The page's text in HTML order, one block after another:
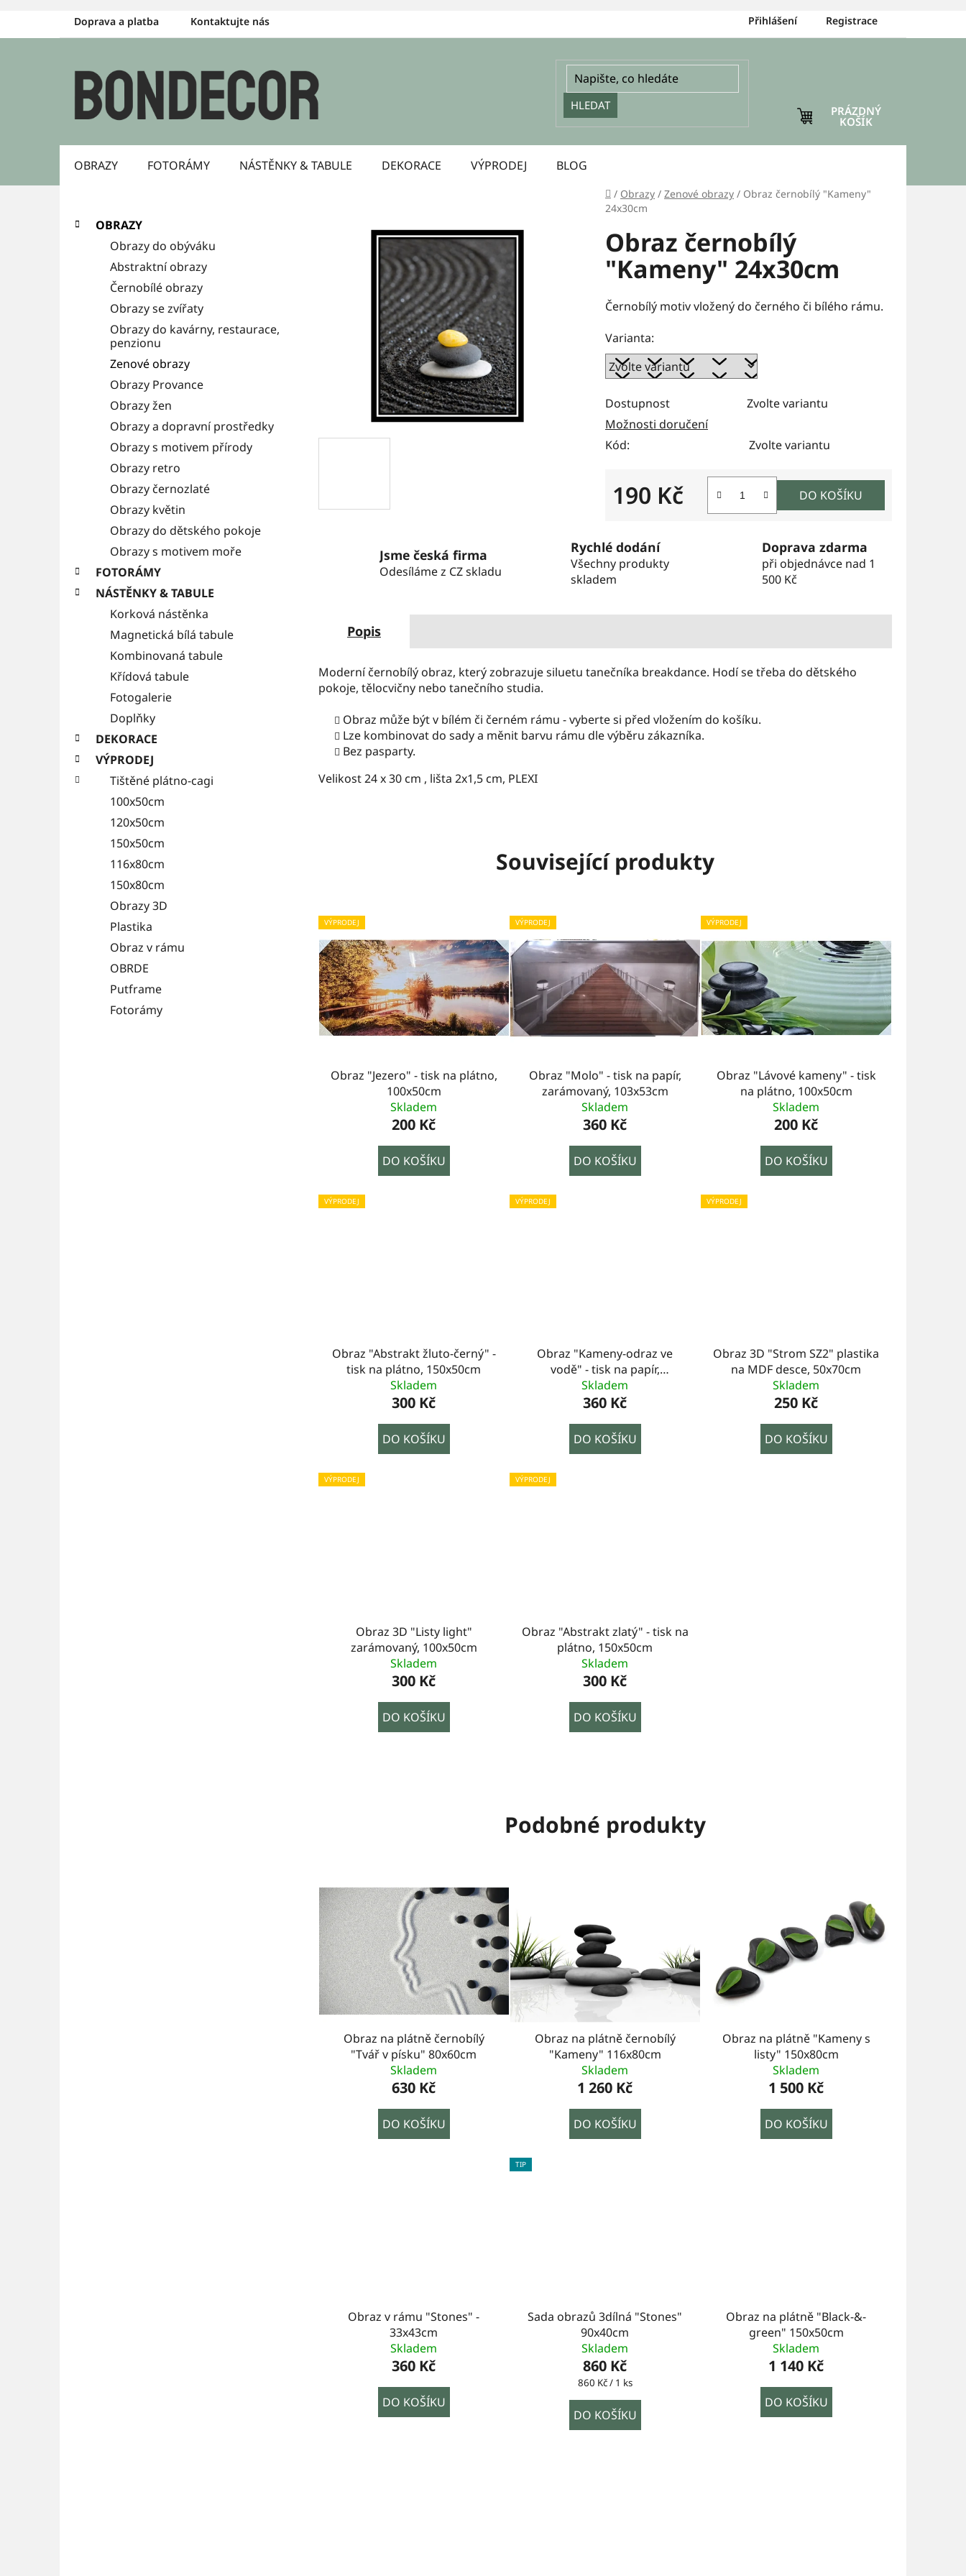
obsah
Doprava a platba Kontaktujte nás Přihlášení Registrace
HLEDAT
NÁKUPNÍ
PRÁZDNÝ
KOŠÍK
OBRAZY FOTORÁMY NÁSTĚNKY & TABULE DEKORACE VÝPRODEJ BLOG
Domů
/ Obrazy / Zenové obrazy / Obraz černobílý "Kameny"
24x30cm
Přeskočit
kategorie
K
OBRAZY
Obrazy do obýváku
Abstraktní obrazy
Černobílé obrazy
Obrazy se zvířaty
Obrazy do kavárny, restaurace,
penzionu
Zenové obrazy
Obrazy Provance
Obrazy žen
Obrazy a dopravní prostředky
Obrazy s motivem přírody
Obrazy retro
Obrazy černozlaté
Obrazy květin
Obrazy do dětského pokoje
Obrazy s motivem moře
FOTORÁMY
NÁSTĚNKY & TABULE
Korková nástěnka
Magnetická bílá tabule
Kombinovaná tabule
Křídová tabule
Fotogalerie
Doplňky
DEKORACE
VÝPRODEJ
Tištěné plátno-cagi
100x50cm
120x50cm
150x50cm
116x80cm
150x80cm
Obrazy 3D
Plastika
Obraz v rámu
OBRDE
Putframe
Fotorámy
Obraz černobílý
"Kameny" 24x30cm
Černobílý motiv vložený do černého či bílého rámu.
Varianta:
Dostupnost
Zvolte variantu
Možnosti doručení
Kód:
Zvolte variantu
190 Kč DO KOŠÍKU
Jsme česká firma
Odesíláme z CZ skladu
Rychlé dodání
Všechny produkty
skladem
Doprava zdarma
při objednávce nad 1
500 Kč
Popis
Moderní černobílý obraz, který zobrazuje siluetu tanečníka breakdance. Hodí se třeba do dětského
pokoje, tělocvičny nebo tanečního studia.
Obraz může být v bílém či černém rámu - vyberte si před vložením do košíku.
Lze kombinovat do sady a měnit barvu rámu dle výběru zákazníka.
Bez pasparty.
Velikost 24 x 30 cm , lišta 2x1,5 cm, PLEXI
Související produkty
VÝPRODEJ
Obraz "Jezero" - tisk na plátno,
100x50cm
Skladem
200 Kč
DO KOŠÍKU
VÝPRODEJ
Obraz "Molo" - tisk na papír,
zarámovaný, 103x53cm
Skladem
360 Kč
DO KOŠÍKU
VÝPRODEJ
Obraz "Lávové kameny" - tisk
na plátno, 100x50cm
Skladem
200 Kč
DO KOŠÍKU
VÝPRODEJ
Obraz "Abstrakt žluto-černý" -
tisk na plátno, 150x50cm
Skladem
300 Kč
DO KOŠÍKU
VÝPRODEJ
Obraz "Kameny-odraz ve
vodě" - tisk na papír,
zarámovaný, 103x53cm
Skladem
360 Kč
DO KOŠÍKU
VÝPRODEJ
Obraz 3D "Strom SZ2" plastika
na MDF desce, 50x70cm
Skladem
250 Kč
DO KOŠÍKU
VÝPRODEJ
Obraz 3D "Listy light"
zarámovaný, 100x50cm
Skladem
300 Kč
DO KOŠÍKU
VÝPRODEJ
Obraz "Abstrakt zlatý" - tisk na
plátno, 150x50cm
Skladem
300 Kč
DO KOŠÍKU
Podobné produkty
Obraz na plátně černobílý
"Tvář v písku" 80x60cm
Skladem
630 Kč
DO KOŠÍKU
Obraz na plátně černobílý
"Kameny" 116x80cm
Skladem
1 260 Kč
DO KOŠÍKU
Obraz na plátně "Kameny s
listy" 150x80cm
Skladem
1 500 Kč
DO KOŠÍKU
Obraz v rámu "Stones" -
33x43cm
Skladem
360 Kč
DO KOŠÍKU
TIP
Sada obrazů 3dílná "Stones"
90x40cm
Skladem
860 Kč
Měrná
860 Kč / 1 ks
DO KOŠÍKU
Obraz na plátně "Black-&-
green" 150x50cm
Skladem
1 140 Kč
DO KOŠÍKU